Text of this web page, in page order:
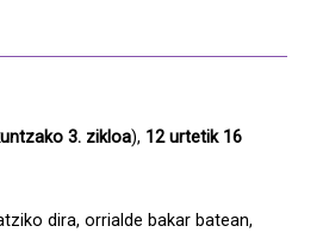
3. zikloa), 12 urtetik 16
dira, orrialde bakar batean,